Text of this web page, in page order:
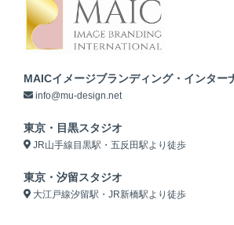
MAICイメージブランディング・インター
info@mu-design.net
東京・目黒スタジオ
JR山手線目黒駅・五反田駅より徒歩
東京・汐留スタジオ
大江戸線汐留駅・JR新橋駅より徒歩